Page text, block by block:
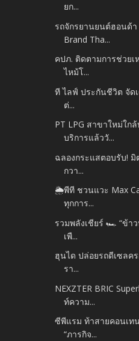
ยก...
รถจักรยานยนต์ฮอนด้า
Brand Tha...
คปภ. ติดตามการช่วยเ
ไหม้โ...
ที ไลฟ์ ประกันชีวิต จัด
ต่...
PT LPG สาขาใหม่ใก
บริการแล้ววั...
ฉลองกระแสตอบรับ!
กวา...
🌦️พีที ชวนแวะ Max
ทุกการ...
รวมพลังเชียร์ 🏎️ “ข้า
เพื...
ฮุนได ปล่อยรถดีเซลค
รา...
NEXZTER BRIC
ท์ความ...
ซีพีแรม ท้าสายคอนเท
“ภารกิจ...